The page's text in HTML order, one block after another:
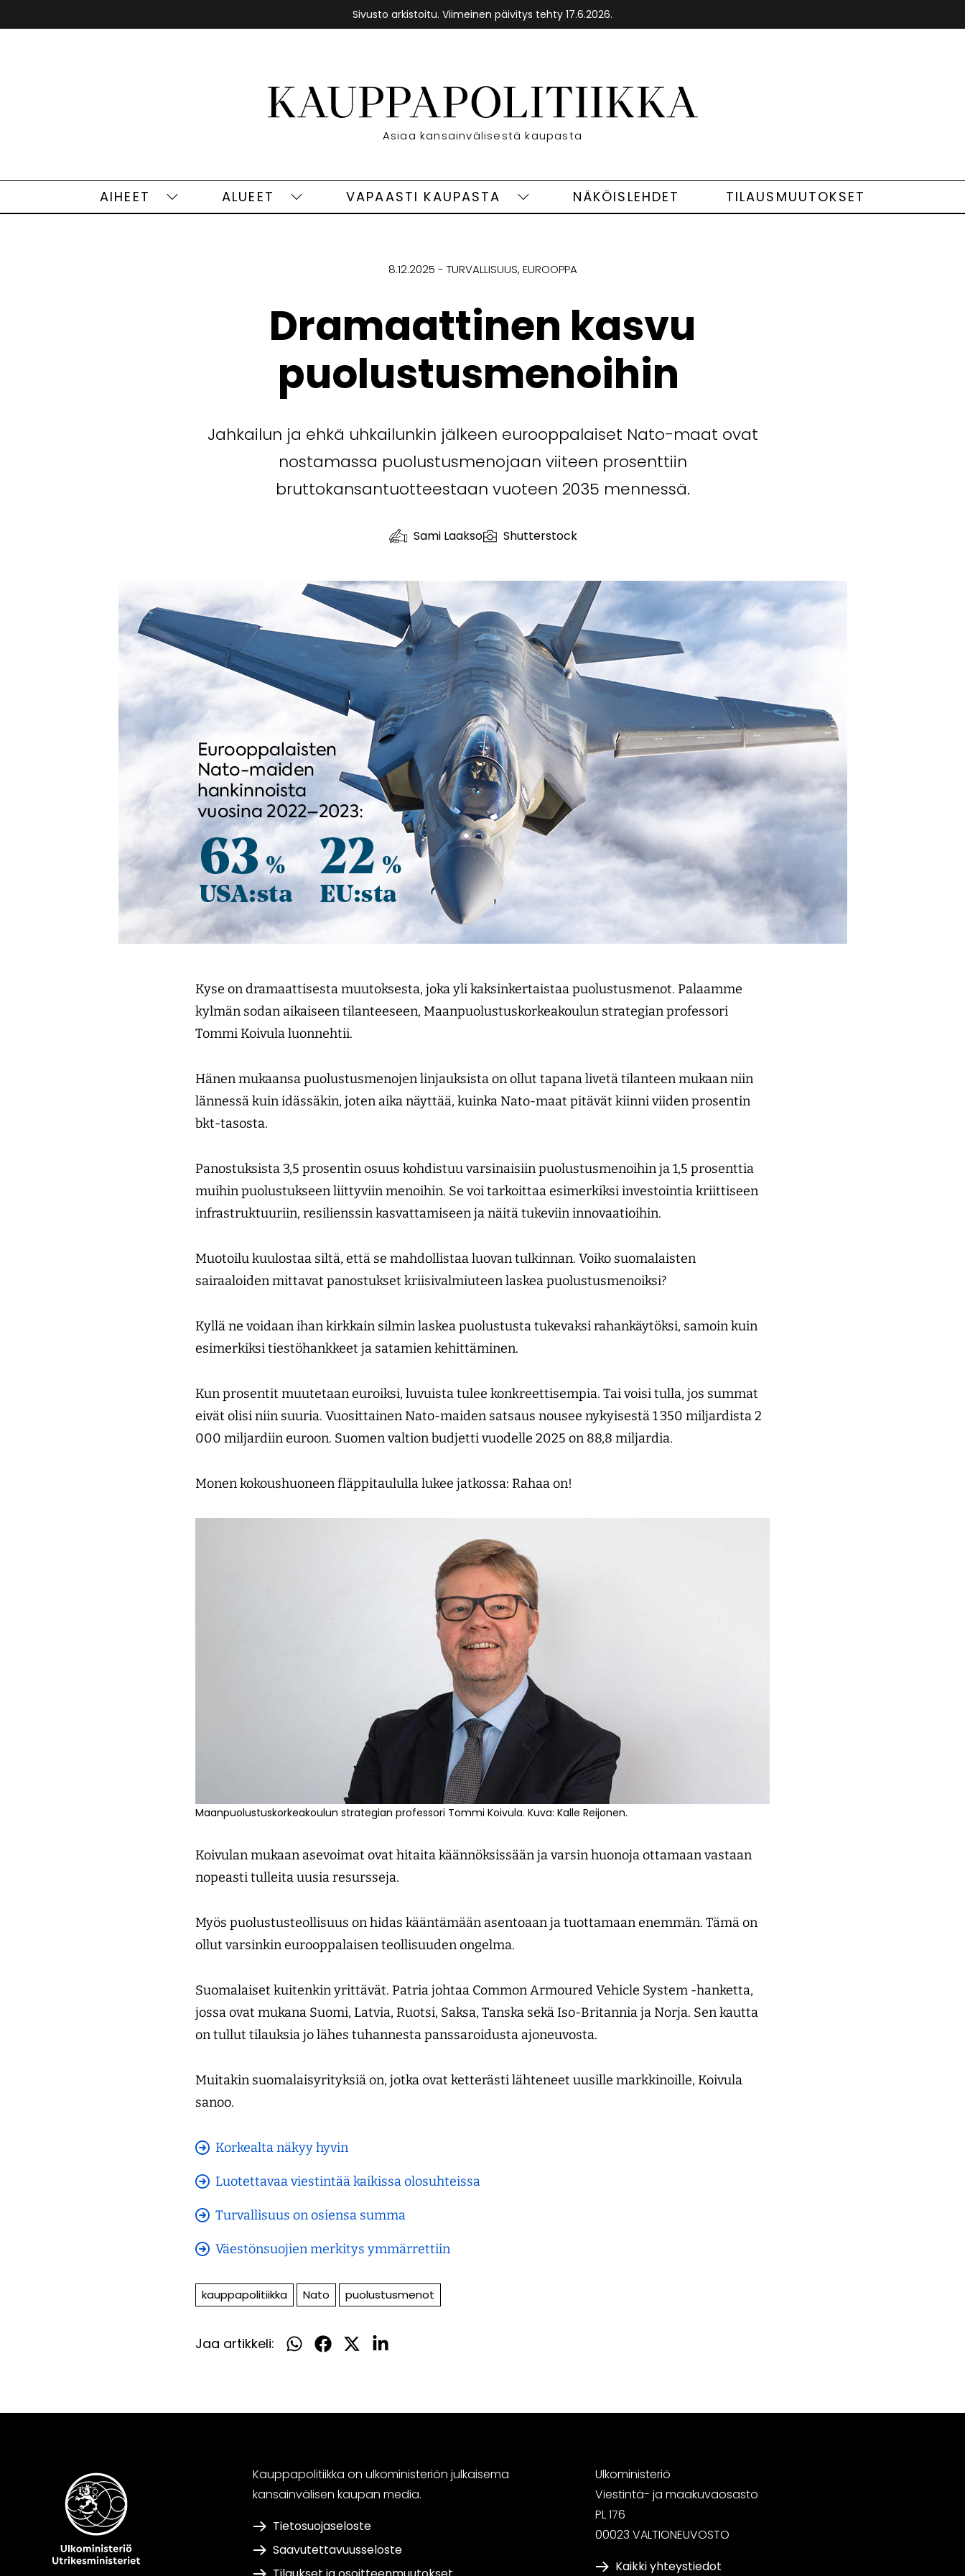
Sivusto arkistoitu. Viimeinen päivitys tehty 17.6.2026.
Etusivu
Asiaa kansainvälisestä kaupasta
AIHEET
Aiheet
ALUEET
Alueet
VAPAASTI KAUPASTA
VapaastiNÄKÖISLEHDET TILAUSMUUTOKSET
8.12.2025 TURVALLISUUS EUROOPPA
Dramaattinen kasvu
puolustusmenoihin
Jahkailun ja ehkä uhkailunkin jälkeen eurooppalaiset Nato-maat ovat
nostamassa puolustusmenojaan viiteen prosenttiin
bruttokansantuotteestaan vuoteen 2035 mennessä.
Sami Laakso Shutterstock
Kyse on dramaattisesta muutoksesta, joka yli kaksinkertaistaa puolustusmenot. Palaamme
kylmän sodan aikaiseen tilanteeseen, Maanpuolustuskorkeakoulun strategian professori
Tommi Koivula luonnehtii.
Hänen mukaansa puolustusmenojen linjauksista on ollut tapana livetä tilanteen mukaan niin
lännessä kuin idässäkin, joten aika näyttää, kuinka Nato-maat pitävät kiinni viiden prosentin
bkt-tasosta.
Panostuksista 3,5 prosentin osuus kohdistuu varsinaisiin puolustusmenoihin ja 1,5 prosenttia
muihin puolustukseen liittyviin menoihin. Se voi tarkoittaa esimerkiksi investointia kriittiseen
infrastruktuuriin, resilienssin kasvattamiseen ja näitä tukeviin innovaatioihin.
Muotoilu kuulostaa siltä, että se mahdollistaa luovan tulkinnan. Voiko suomalaisten
sairaaloiden mittavat panostukset kriisivalmiuteen laskea puolustusmenoiksi?
Kyllä ne voidaan ihan kirkkain silmin laskea puolustusta tukevaksi rahankäytöksi, samoin kuin
esimerkiksi tiestöhankkeet ja satamien kehittäminen.
Kun prosentit muutetaan euroiksi, luvuista tulee konkreettisempia. Tai voisi tulla, jos summat
eivät olisi niin suuria. Vuosittainen Nato-maiden satsaus nousee nykyisestä 1 350 miljardista 2
000 miljardiin euroon. Suomen valtion budjetti vuodelle 2025 on 88,8 miljardia.
Monen kokoushuoneen fläppitaululla lukee jatkossa: Rahaa on!
Maanpuolustuskorkeakoulun strategian professori Tommi Koivula. Kuva: Kalle Reijonen.
Koivulan mukaan asevoimat ovat hitaita käännöksissään ja varsin huonoja ottamaan vastaan
nopeasti tulleita uusia resursseja.
Myös puolustusteollisuus on hidas kääntämään asentoaan ja tuottamaan enemmän. Tämä on
ollut varsinkin eurooppalaisen teollisuuden ongelma.
Suomalaiset kuitenkin yrittävät. Patria johtaa Common Armoured Vehicle System -hanketta,
jossa ovat mukana Suomi, Latvia, Ruotsi, Saksa, Tanska sekä Iso-Britannia ja Norja. Sen kautta
on tullut tilauksia jo lähes tuhannesta panssaroidusta ajoneuvosta.
Muitakin suomalaisyrityksiä on, jotka ovat ketterästi lähteneet uusille markkinoille, Koivula
sanoo.
Korkealta näkyy hyvin
Luotettavaa viestintää kaikissa olosuhteissa
Turvallisuus on osiensa summa
Väestönsuojien merkitys ymmärrettiin
kauppapolitiikka Nato puolustusmenot
Jaa artikkeli:
Jaa
Jaa
Jaa
Jaa
Kauppapolitiikka on ulkoministeriön julkaisema
kansainvälisen kaupan media.
Tietosuojaseloste
Saavutettavuusseloste
Ulkoministeriö
Viestintä- ja maakuvaosasto
PL 176
00023 VALTIONEUVOSTO
Kaikki yhteystiedot